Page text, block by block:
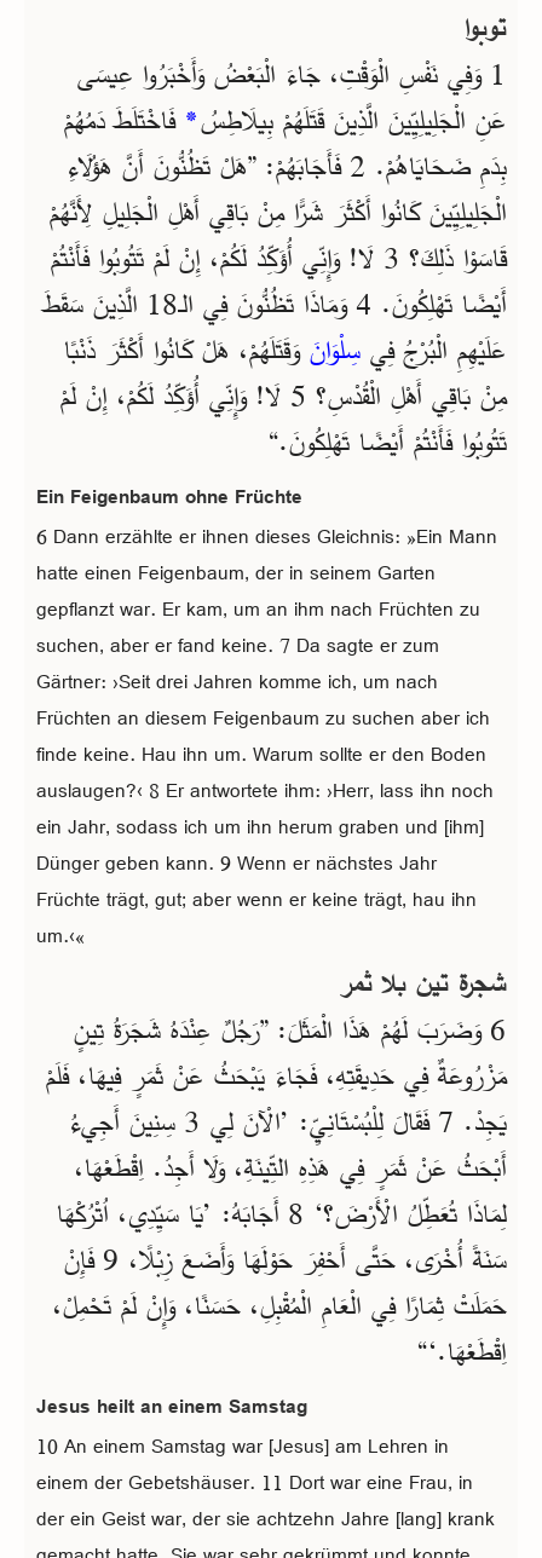
توبوا
1 وَفِي نَفْسِ الْوَقْتِ، جَاءَ الْبَعْضُ وَأَخْبَرُوا عِيسَى
عَنِ الْجَلِيلِيِّينَ الَّذِينَ قَتَلَهُمْ بِيلَاطِسُ* فَاخْتَلَطَ دَمُهُمْ
بِدَمِ ضَحَايَاهُمْ. 2 فَأَجَابَهُمْ: ”هَلْ تَظُنُّونَ أَنَّ هَؤُلَاءِ
الْجَلِيلِيِّينَ كَانُوا أَكْثَرَ شَرًّا مِنْ بَاقِي أَهْلِ الْجَلِيلِ لِأَنَّهُمْ
قَاسَوْا ذَلِكَ؟ 3 لَا! وَإِنِّي أُؤَكِّدُ لَكُمْ، إِنْ لَمْ تَتُوبُوا فَأَنْتُمْ
أَيْضًا تَهْلِكُونَ. 4 وَمَاذَا تَظُنُّونَ فِي الـ18 الَّذِينَ سَقَطَ
عَلَيْهِمِ الْبُرْجُ فِيسِلْوَانَوَقَتَلَهُمْ، هَلْ كَانُوا أَكْثَرَ ذَنْبًا
مِنْ بَاقِي أَهْلِ الْقُدْسِ؟ 5 لَا! وَإِنِّي أُؤَكِّدُ لَكُمْ، إِنْ لَمْ
تَتُوبُوا فَأَنْتُمْ أَيْضًا تَهْلِكُونَ.“
Ein Feigenbaum ohne Früchte
6 Dann erzählte er ihnen dieses Gleichnis: »Ein Mann
hatte einen Feigenbaum, der in seinem Garten
gepflanzt war. Er kam, um an ihm nach Früchten zu
suchen, aber er fand keine. 7 Da sagte er zum
Gärtner: ›Seit drei Jahren komme ich, um nach
Früchten an diesem Feigenbaum zu suchen aber ich
finde keine. Hau ihn um. Warum sollte er den Boden
auslaugen?‹ 8 Er antwortete ihm: ›Herr, lass ihn noch
ein Jahr, sodass ich um ihn herum graben und [ihm]
Dünger geben kann. 9 Wenn er nächstes Jahr
Früchte trägt, gut; aber wenn er keine trägt, hau ihn
um.‹«
شجرة تين بلا ثمر
6 وَضَرَبَ لَهُمْ هَذَا الْمَثَلَ: ”رَجُلٌ عِنْدَهُ شَجَرَةُ تِينٍ
مَزْرُوعَةٌ فِي حَدِيقَتِهِ، فَجَاءَ يَبْحَثُ عَنْ ثَمَرٍ فِيهَا، فَلَمْ
يَجِدْ. 7 فَقَالَ لِلْبُسْتَانِيِّ: ’الْآنَ لِي 3 سِنِينَ أَجِيءُ
أَبْحَثُ عَنْ ثَمَرٍ فِي هَذِهِ التِّينَةِ، وَلَا أَجِدُ. اِقْطَعْهَا،
لِمَاذَا تُعَطِّلُ الْأَرْضَ؟‘ 8 أَجَابَهُ: ’يَا سَيِّدِي، اُتْرُكْهَا
سَنَةً أُخْرَى، حَتَّى أَحْفِرَ حَوْلَهَا وَأَضَعَ زِبْلًا، 9 فَإِنْ
حَمَلَتْ ثِمَارًا فِي الْعَامِ الْمُقْبِلِ، حَسَنًا، وَإِنْ لَمْ تَحْمِلْ،
اِقْطَعْهَا.‘“
Jesus heilt an einem Samstag
10 An einem Samstag war [Jesus] am Lehren in
einem der Gebetshäuser. 11 Dort war eine Frau, in
der ein Geist war, der sie achtzehn Jahre [lang] krank